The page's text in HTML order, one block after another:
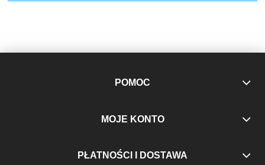
POMOC
MOJE KONTO
PŁATNOŚCI I DOSTAWA